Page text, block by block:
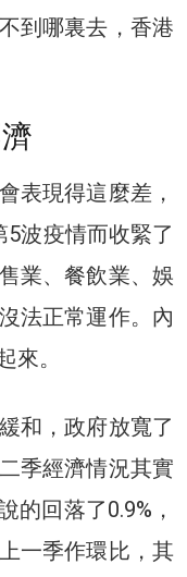
到哪裏去，香港
表現得這麼差，
波疫情而收緊了
業、餐飲業、娛
法正常運作。內
來。
和，政府放寬了
季經濟情況其實
的回落了0.9%，
一季作環比，其